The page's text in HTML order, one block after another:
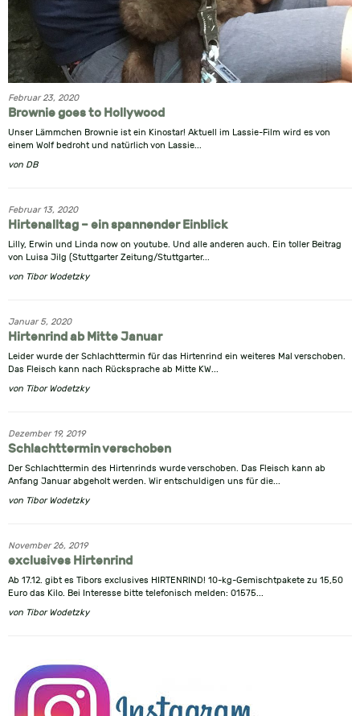
Februar 23, 2020
Brownie goes to Hollywood
Unser Lämmchen Brownie ist ein Kinostar! Aktuell im Lassie-Film wird es von
einem Wolf bedroht und natürlich von Lassie...
von DB
Februar 13, 2020
Hirtenalltag – ein spannender Einblick
Lilly, Erwin und Linda now on youtube. Und alle anderen auch. Ein toller Beitrag
von Luisa Jilg (Stuttgarter Zeitung/Stuttgarter...
von Tibor Wodetzky
Januar 5, 2020
Hirtenrind ab Mitte Januar
Leider wurde der Schlachttermin für das Hirtenrind ein weiteres Mal verschoben.
Das Fleisch kann nach Rücksprache ab Mitte KW...
von Tibor Wodetzky
Dezember 19, 2019
Schlachttermin verschoben
Der Schlachttermin des Hirtenrinds wurde verschoben. Das Fleisch kann ab
Anfang Januar abgeholt werden. Wir entschuldigen uns für die...
von Tibor Wodetzky
November 26, 2019
exclusives Hirtenrind
Ab 17.12. gibt es Tibors exclusives HIRTENRIND! 10-kg-Gemischtpakete zu 15,50
Euro das Kilo. Bei Interesse bitte telefonisch melden: 01575...
von Tibor Wodetzky